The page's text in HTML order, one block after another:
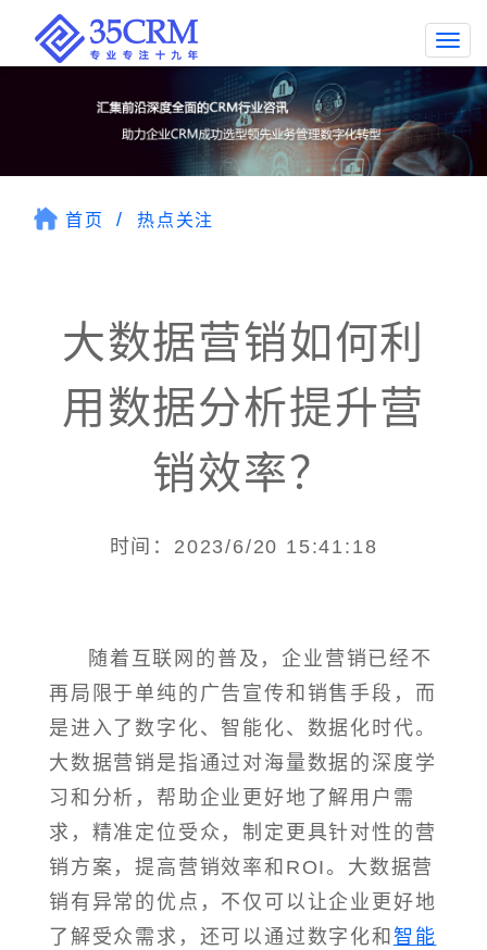
首页 热点关注
大数据营销如何利
用数据分析提升营
销效率？
时间：2023/6/20 15:41:18
随着互联网的普及，企业营销已经不
再局限于单纯的广告宣传和销售手段，而
是进入了数字化、智能化、数据化时代。
大数据营销是指通过对海量数据的深度学
习和分析，帮助企业更好地了解用户需
求，精准定位受众，制定更具针对性的营
销方案，提高营销效率和ROI。大数据营
销有异常的优点，不仅可以让企业更好地
了解受众需求，还可以通过数字化和 智能